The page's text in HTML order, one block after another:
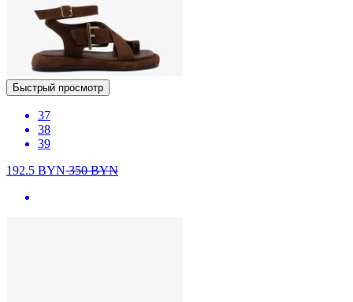
Быстрый просмотр
37
38
39
192.5 BYN350BYN